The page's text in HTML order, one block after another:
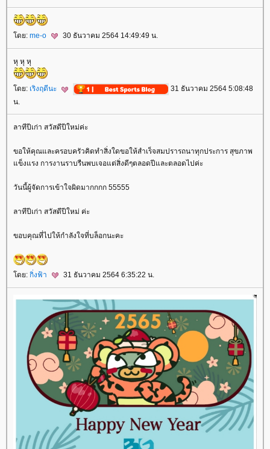
ดย: me-o 30 ธันวาคม 2564 14:49:49 น.
หุ หุ หุ
ดย: เริงฤดีนะ
31 ธันวาคม 2564 5:08:48
น.
ลาทีปีเก่า สวัสดีปีใหม่ค่ะ
ขอให้คุณและครอบครัวคิดทำสิ่งใดขอให้สำเร็จสมปรารถนาทุกประการ สุขภาพ
ข็งแรง การงานราบรืนพบเจอแต่สิ่งดีๆตลอดปีและตลอดไปค่ะ
วันนี้ผู้จัดการเข้าใจผิดมากกกก 55555
ลาทีปีเก่า สวัสดีปีใหม่ ค่ะ
ขอบคุณที่ไปให้กำลังใจที่บล็อกนะคะ
ดย: กิ่งฟ้า 31 ธันวาคม 2564 6:35:22 น.